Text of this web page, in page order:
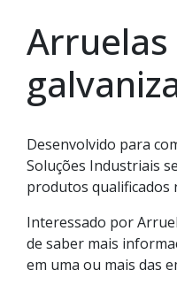
Arruelas
Desenvolvido para
Soluções Industriais
produtos qualificados
Interessado por
de saber mais
em uma ou mais das